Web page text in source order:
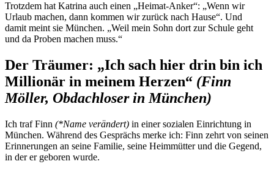
Trotzdem hat Katrina auch einen „Heimat-Anker“: „Wenn wir
Urlaub machen, dann kommen wir zurück nach Hause“. Und
damit meint sie München. „Weil mein Sohn dort zur Schule geht
und da Proben machen muss.“
Der Träumer: „Ich sach hier drin bin ich
Millionär in meinem Herzen“ (Finn
Möller, Obdachloser in München)
Ich traf Finn (*Name verändert) in einer sozialen Einrichtung in
München. Während des Gesprächs merke ich: Finn zehrt von seinen
Erinnerungen an seine Familie, seine Heimmütter und die Gegend,
in der er geboren wurde.